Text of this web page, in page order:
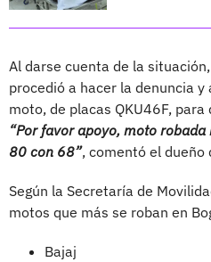
Al darse cuenta de la
procedió a hacer la denuncia
moto, de placas QKU46F,
“Por favor apoyo, moto
80 con 68”, comentó el dueño
Según la Secretaría de
motos que más se roban en
Bajaj